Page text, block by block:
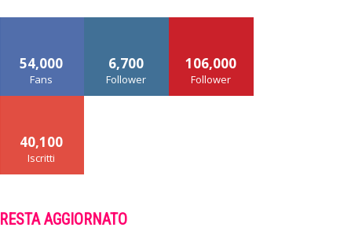
54,000
Fans
6,700
Follower
106,000
Follower
40,100
Iscritti
RESTA AGGIORNATO